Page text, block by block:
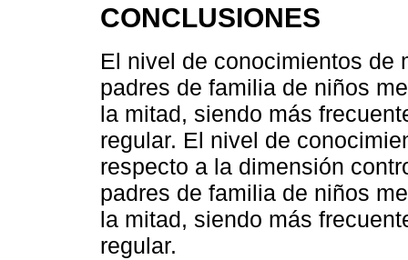
CONCLUSIONES
El nivel de conocimientos de
padres de familia de niños
la mitad, siendo más
regular. El nivel de
respecto a la dimensión
padres de familia de niños
la mitad, siendo más
regular.